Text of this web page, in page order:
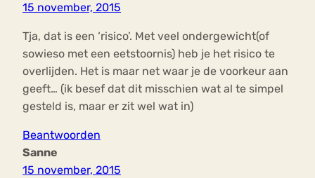
15 november, 2015
Tja, dat is een ‘risico’. Met veel ondergewicht(of
sowieso met een eetstoornis) heb je het risico te
overlijden. Het is maar net waar je de voorkeur aan
geeft… (ik besef dat dit misschien wat al te simpel
gesteld is, maar er zit wel wat in)
Beantwoorden
Sanne
15 november, 2015